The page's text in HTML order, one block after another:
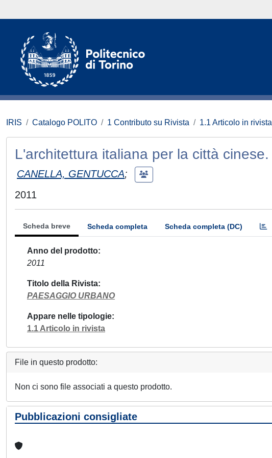
IRIS Catalogo POLITO 1 Contributo su Rivista 1.1 Articolo in rivista
L'architettura italiana per la città cinese.
CANELLA, GENTUCCA;
2011
Scheda breve Scheda completa Scheda completa (DC)
Anno del prodotto
2011
Titolo della Rivista
PAESAGGIO URBANO
Appare nelle tipologie
1.1 Articolo in rivista
File in questo prodotto:
Non ci sono file associati a questo prodotto.
Pubblicazioni consigliate